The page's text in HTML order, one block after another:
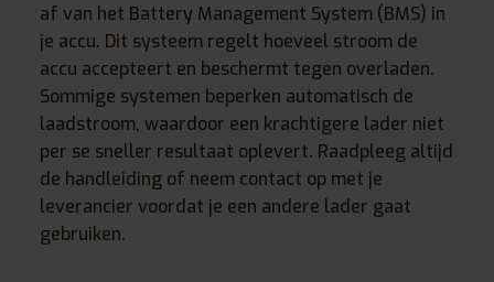
af van het Battery Management System (BMS) in
je accu. Dit systeem regelt hoeveel stroom de
accu accepteert en beschermt tegen overladen.
Sommige systemen beperken automatisch de
laadstroom, waardoor een krachtigere lader niet
per se sneller resultaat oplevert. Raadpleeg altijd
de handleiding of neem contact op met je
leverancier voordat je een andere lader gaat
gebruiken.